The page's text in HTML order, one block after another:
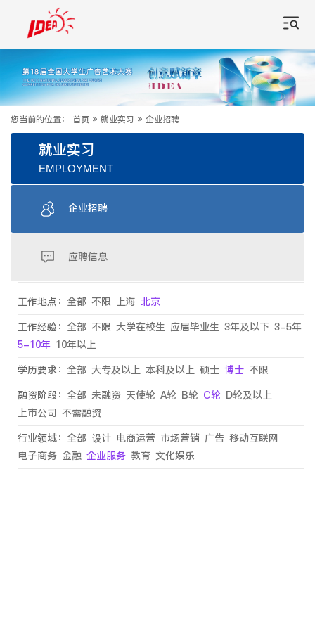
您当前的位置： 首页 » 就业实习 » 企业招聘
就业实习
EMPLOYMENT
企业招聘
应聘信息
工作地点： 全部 不限 上海 北京
工作经验： 全部 不限 大学在校生 应届毕业生 3年及以下 3-5年
5-10年 10年以上
学历要求： 全部 大专及以上 本科及以上 硕士 博士 不限
融资阶段： 全部 未融资 天使轮 A轮 B轮 C轮 D轮及以上
上市公司 不需融资
行业领域： 全部 设计 电商运营 市场营销 广告 移动互联网
电子商务 金融 企业服务 教育 文化娱乐